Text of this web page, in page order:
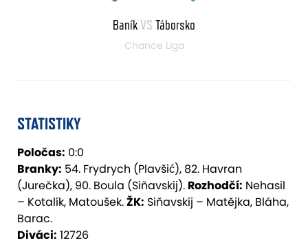
BaníkVS Táborsko
Chance Liga
STATISTIKY
Poločas: 0:0
Branky: 54. Frydrych (Plavšić), 82. Havran
(Jurečka), 90. Boula (Siňavskij). Rozhodčí: Nehasil
– Kotalík, Matoušek.ŽK: Siňavskij – Matějka, Bláha,
Barac.
Diváci: 12726